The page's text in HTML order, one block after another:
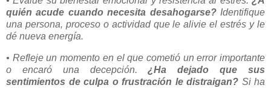
quién acude cuando necesita desahogarse?Identifique
una persona, proceso o actividad que le alivie el estrés y le
dé nueva energía.
• Refleje un momento en el que cometió un error importante
o encaró una decepción.¿Ha dejado que sus
sentimientos de culpa o frustración le distraigan? Si ha